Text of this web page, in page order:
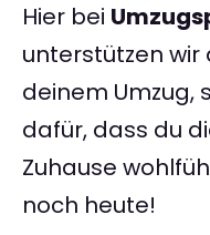
Hier bei
unterstützen wir
deinem Umzug,
dafür, dass du
Zuhause
noch heute!